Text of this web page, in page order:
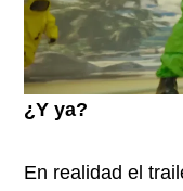
¿Y ya?
En realidad el